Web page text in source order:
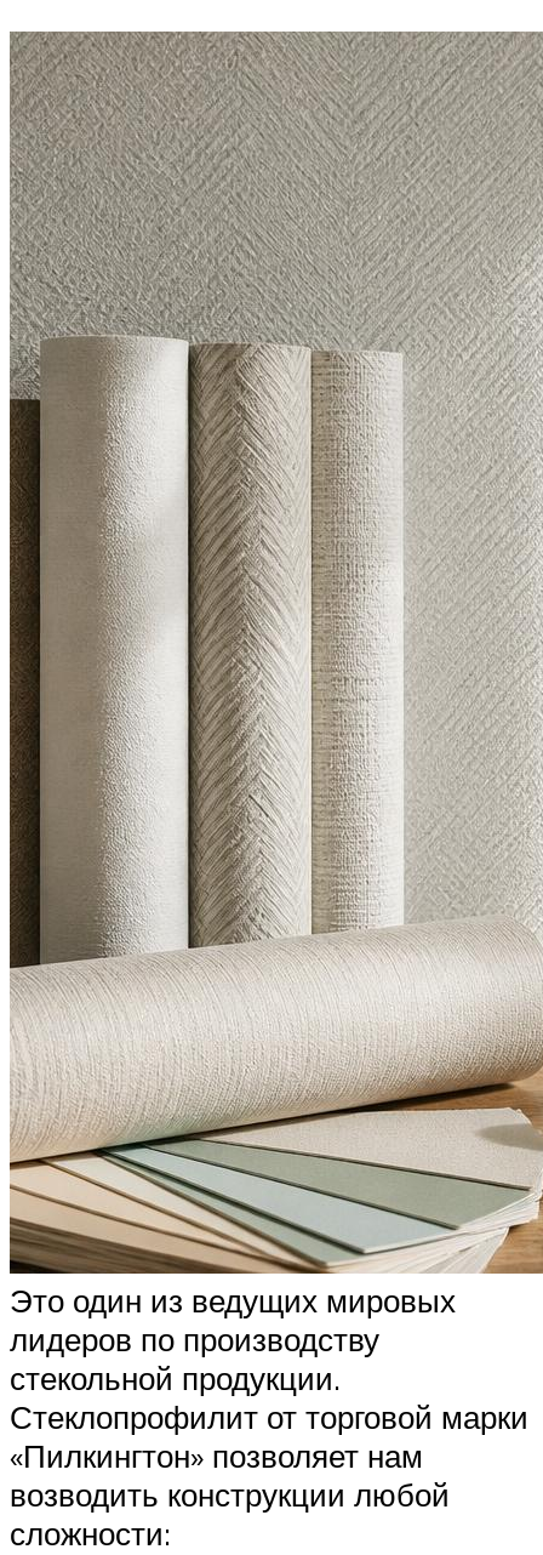
Это один из ведущих мировых
лидеров по производству
стекольной продукции.
Стеклопрофилит от торговой марки
«Пилкингтон» позволяет нам
возводить конструкции любой
сложности: